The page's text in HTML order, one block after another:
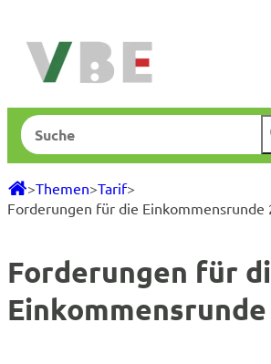
springen
Suchen
>Themen>Tarif>
Forderungen für die Einkommensrunde
Forderungen für
Einkommensrunde